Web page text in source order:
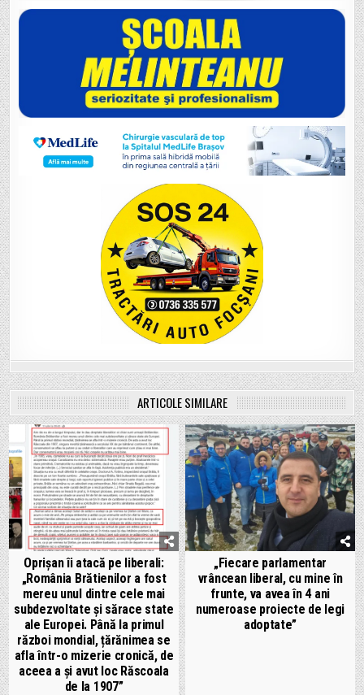
ARTICOLE SIMILARE
Oprișan îi atacă pe liberali:
„România Brătienilor a fost
mereu unul dintre cele mai
subdezvoltate și sărace state
ale Europei. Până la primul
război mondial, țărănimea se
afla într-o mizerie cronică, de
aceea a și avut loc Răscoala
de la 1907”
„Fiecare parlamentar
vrâncean liberal, cu mine în
frunte, va avea în 4 ani
numeroase proiecte de legi
adoptate”